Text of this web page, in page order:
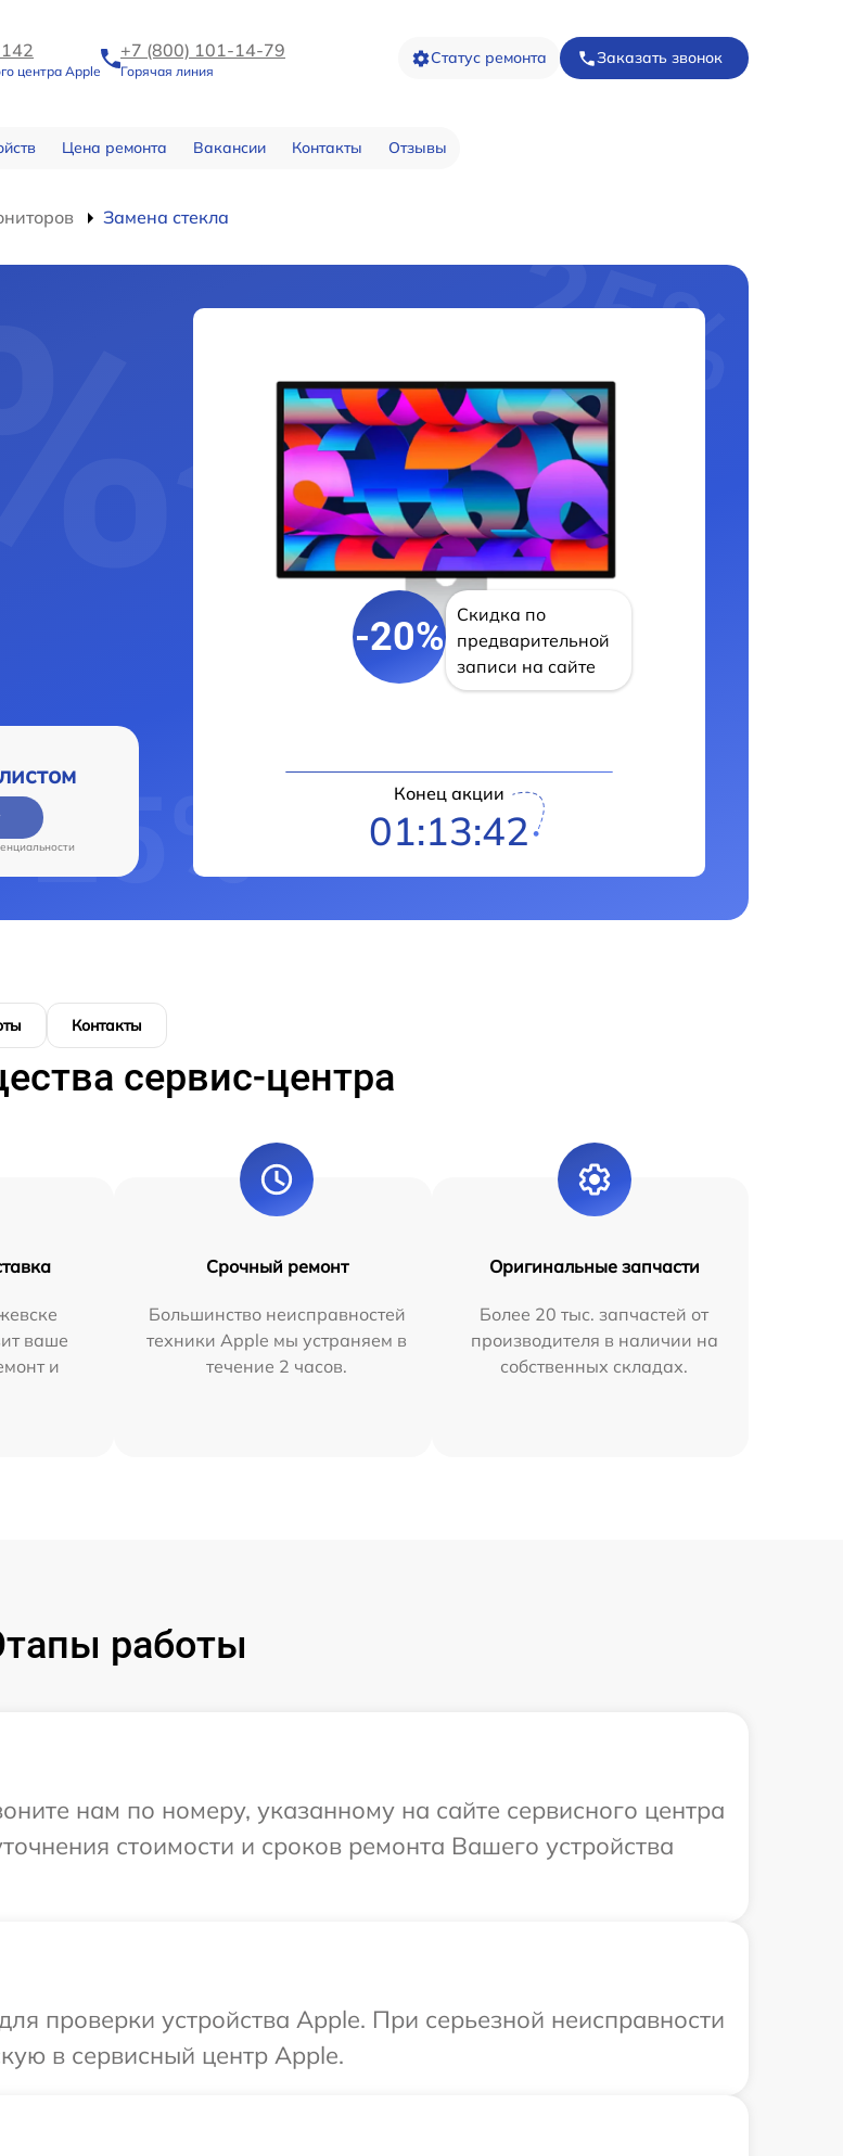
центра Apple
+7 (800) 101-14-79
Горячая линия
Статус ремонта Заказать звонок
Цена ремонта Вакансии Контакты Отзывы
Замена стекла
-20%
Скидка по
предварительной
записи на сайте
Конец акции
01:13:41
Контакты
сервис-центра
ваше
и
Срочный ремонт
Большинство неисправностей
техники Apple мы устраняем в
течение 2 часов.
Оригинальные запчасти
Более 20 тыс. запчастей от
производителя в наличии на
собственных складах.
работы
нам по номеру, указанному на сайте сервисного центра
стоимости и сроков ремонта Вашего устройства
проверки устройства Apple. При серьезной неисправности
в сервисный центр Apple.